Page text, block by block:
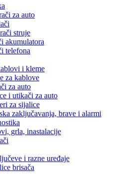
za auto
struje
akumulatora
telefona
i kleme
za kablove
za auto
i utikači za auto
za sijalice
zaključavanja, brave i alarmi
grla, inastalacije
i razne uređaje
brisača